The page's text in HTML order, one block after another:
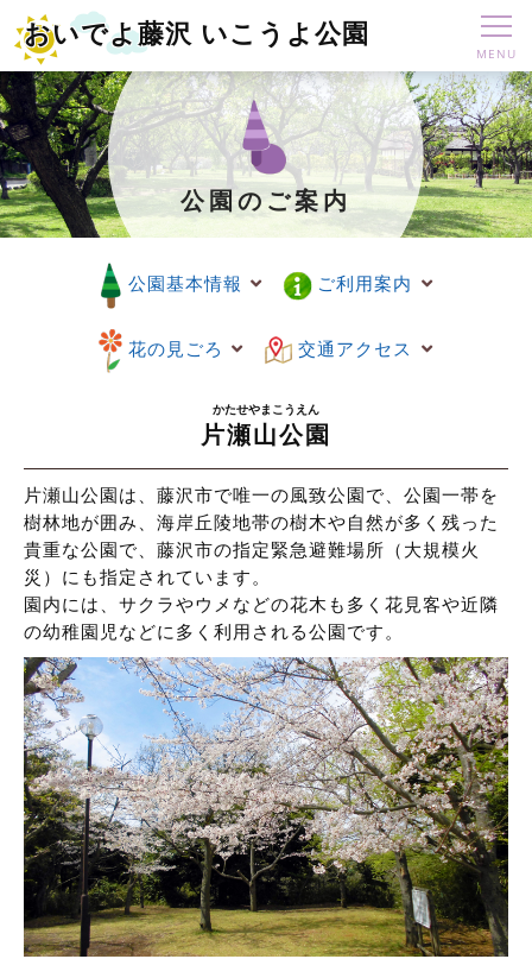
おいでよ藤沢 いこうよ公園
公園のご案内
公園基本情報 ご利用案内
花の見ごろ 交通アクセス
片瀬山公園
片瀬山公園は、藤沢市で唯一の風致公園で、公園一帯を
樹林地が囲み、海岸丘陵地帯の樹木や自然が多く残った
貴重な公園で、藤沢市の指定緊急避難場所（大規模火
災）にも指定されています。
園内には、サクラやウメなどの花木も多く花見客や近隣
の幼稚園児などに多く利用される公園です。